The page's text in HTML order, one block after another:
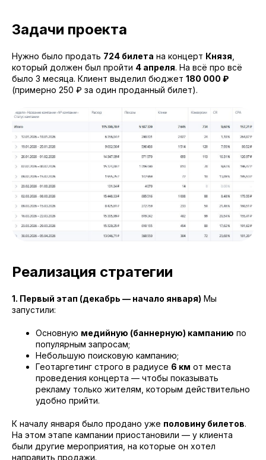
Задачи проекта
Нужно было продать 724 билета на концерт Князя
который должен был пройти 4 апреля. На всё про всё
было 3 месяца. Клиент выделил бюджет 180 000 ₽
(примерно 250 ₽ за один проданный билет).
Реализация стратегии
1. Первый этап (декабрь — начало января) Мы
запустили:
Основную медийную (баннерную) кампанию по
популярным запросам;
Небольшую поисковую кампанию;
Геотаргетинг строго в радиусе 6 км от места
проведения концерта — чтобы показывать
рекламу только жителям, которым действительно
удобно прийти.
К началу января было продано уже половину билетов.
На этом этапе кампании приостановили — у клиента
были другие мероприятия, на которые он хотел
направить продажи.